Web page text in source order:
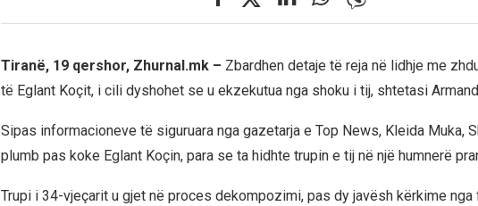
Tiranë, 19 qershor, Zhurnal.mk – Zbardhen detaje të reja në lidhje me
të Eglant Koçit, i cili dyshohet se u ekzekutua nga shoku i tij, shtetasi
Sipas informacioneve të siguruara nga gazetarja e Top News, Kleida Muka,
plumb pas koke Eglant Koçin, para se ta hidhte trupin e tij në një humnerë
Trupi i 34-vjeçarit u gjet në proces dekompozimi, pas dy javësh kërkime